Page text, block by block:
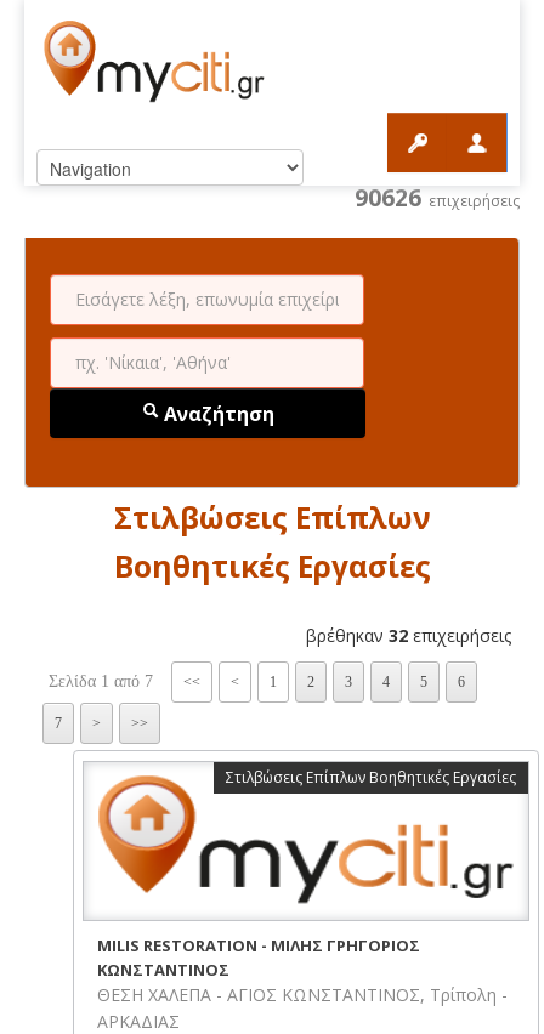
90626 επιχειρήσεις
Αναζήτηση
Στιλβώσεις Επίπλων
Βοηθητικές Εργασίες
βρέθηκαν 32 επιχειρήσεις
Σελίδα 1 από 7 << < 1 2 3 4 5 6
7 > >>
Στιλβώσεις Επίπλων Βοηθητικές Εργασίες
MILIS RESTORATION - ΜΙΛΗΣ ΓΡΗΓΟΡΙΟΣ
ΚΩΝΣΤΑΝΤΙΝΟΣ
ΘΕΣΗ ΧΑΛΕΠΑ - ΑΓΙΟΣ ΚΩΝΣΤΑΝΤΙΝΟΣ, Τρίπολη -
ΑΡΚΑΔΙΑΣ